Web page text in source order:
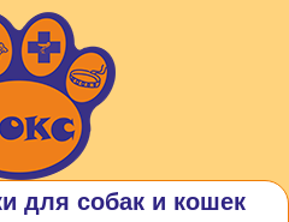
для собак и кошек